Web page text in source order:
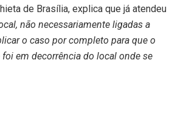
de Brasília, explica que já atendeu
não necessariamente ligadas a
o caso por completo para que o
em decorrência do local onde se